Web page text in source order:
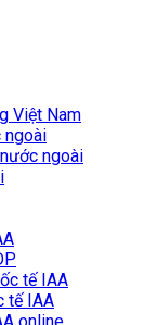
Việt Nam
ngoài
ngoài
tế IAA
tế IAA